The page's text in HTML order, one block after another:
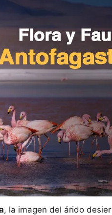
, la imagen del árido